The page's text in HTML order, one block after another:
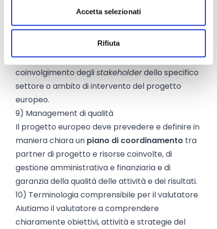
Accetta selezionati
Rifiuta
8) Piano di comunicazione efficace
Definiamo un piano di comunicazione che
assicuri massima visibilità al progetto, una
disseminazione ottimaledei risultati e il
coinvolgimento deglistakeholderdello specifico
settore o ambito di intervento del progetto
europeo.
9) Management di qualità
Il progetto europeo deve prevedere e definire in
maniera chiara un piano di coordinamento tra
partner di progetto e risorse coinvolte, di
gestione amministrativa e finanziaria e di
garanzia della qualità delle attività e dei risultati.
10) Terminologia comprensibile per il valutatore
Aiutiamo il valutatore a comprendere
chiaramente obiettivi, attività e strategie del